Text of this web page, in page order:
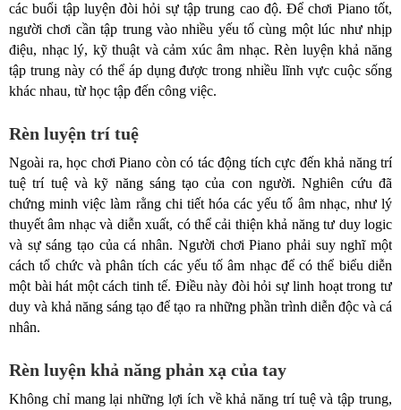
các buổi tập luyện đòi hỏi sự tập trung cao độ. Để chơi Piano tốt,
người chơi cần tập trung vào nhiều yếu tố cùng một lúc như nhịp
điệu, nhạc lý, kỹ thuật và cảm xúc âm nhạc. Rèn luyện khả năng
tập trung này có thể áp dụng được trong nhiều lĩnh vực cuộc sống
khác nhau, từ học tập đến công việc.
Rèn luyện trí tuệ
Ngoài ra, học chơi Piano còn có tác động tích cực đến khả năng trí
tuệ trí tuệ và kỹ năng sáng tạo của con người. Nghiên cứu đã
chứng minh việc làm rằng chi tiết hóa các yếu tố âm nhạc, như lý
thuyết âm nhạc và diễn xuất, có thể cải thiện khả năng tư duy logic
và sự sáng tạo của cá nhân. Người chơi Piano phải suy nghĩ một
cách tổ chức và phân tích các yếu tố âm nhạc để có thể biểu diễn
một bài hát một cách tinh tế. Điều này đòi hỏi sự linh hoạt trong tư
duy và khả năng sáng tạo để tạo ra những phần trình diễn độc và cá
nhân.
Rèn luyện khả năng phản xạ của tay
Không chỉ mang lại những lợi ích về khả năng trí tuệ và tập trung,